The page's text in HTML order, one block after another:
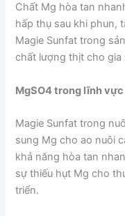
Chất Mg hòa tan
hấp thụ sau khi phun,
Magie Sunfat trong
chất lượng thịt cho gia
MgSO4 trong lĩnh
Magie Sunfat trong
sung Mg cho ao nuôi
khả năng hòa tan
sự thiếu hụt Mg cho
triển.